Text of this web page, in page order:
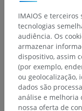
Medscape (n.d.)
(Accessed: 13 May
Galeria
IMAIOS e terceiros
tecnologias
audiência. Os
armazenar
dispositivo, assim
(por exemplo,
ou geolocalização,
dados são
análise e melhoria
nossa oferta de